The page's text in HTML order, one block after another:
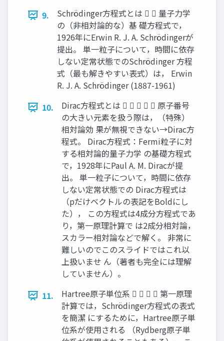
9.
Schrödinger方程式とは   量子力学
の（非相対論的な）基 礎方程式で，
1926年にErwin R. J. A. Schrödingerが
提出。 単一粒子について，時間に依存
しない定常状態でのSchrödinger 方程
式（最も解きやすい表式）は， Erwin
R. J. A. Schrödinger (1887-1961)
10.
Dirac方程式とは      原子番号
の大きい元素を扱う際は，（特殊）
相対論効 果が無視できない→Dirac方
程式。 Dirac方程式：Fermi粒子に対
する相対論的量子力学 の基礎方程式
で，1928年にPaul A. M. Diracが提
出。 単一粒子について，時間に依存
しない定常状態での Dirac方程式は
（pだけベクトルの表記をBoldにし
た）， この方程式は4成分方程式であ
り，第一原理計算で は2成分相対論，
スカラー相対論などで解く。 非常に
難しいのでこのスライドではこれ以
上扱いませ ん（著者も完全には理解
していません）。
11.
Hartree原子単位系     第一原理
計算では，Schrödinger方程式の表式
を簡潔 にするために，Hartree原子単
位系が使用される （Rydberg原子単